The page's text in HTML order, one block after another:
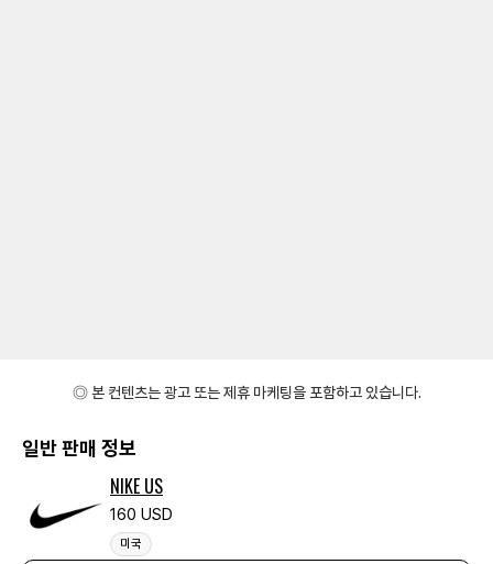
◎ 본 컨텐츠는 광고 또는 제휴 마케팅을 포함하고 있습니다.
일반 판매 정보
NIKE US
160 USD
미국